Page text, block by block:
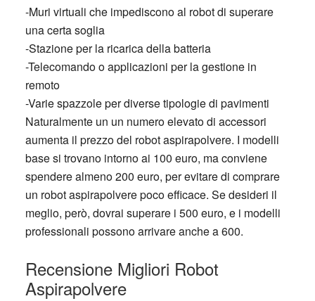
-Muri virtuali che impediscono al robot di superare
una certa soglia
-Stazione per la ricarica della batteria
-Telecomando o applicazioni per la gestione in
remoto
-Varie spazzole per diverse tipologie di pavimenti
Naturalmente un un numero elevato di accessori
aumenta il prezzo del robot aspirapolvere. I modelli
base si trovano intorno ai 100 euro, ma conviene
spendere almeno 200 euro, per evitare di comprare
un robot aspirapolvere poco efficace. Se desideri il
meglio, però, dovrai superare i 500 euro, e i modelli
professionali possono arrivare anche a 600.
Recensione Migliori Robot
Aspirapolvere